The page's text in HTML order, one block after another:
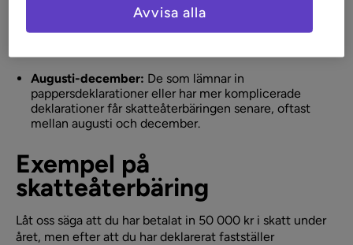
Juni:De flesta som deklarerar digitalt och gör
Augusti-december: De som lämnar in
pappersdeklarationer eller har mer komplicerade
deklarationer får skatteåterbäringen senare, oftast
mellan augusti och december.
Exempel på
skatteåterbäring
Låt oss säga att du har betalat in 50 000 kr i skatt under
året, men efter att du har deklarerat fastställer
Avvisa alla